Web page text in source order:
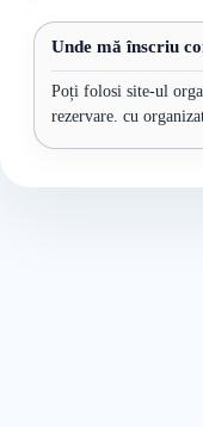
Unde mă înscriu
Poți folosi site-ul
rezervare. cu